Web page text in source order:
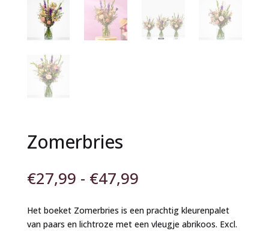
Zomerbries
€27,99 - €47,99Prijsklasse:
tot
€47,99
Het boeket Zomerbries is een prachtig kleurenpalet
van paars en lichtroze met een vleugje abrikoos. Excl.